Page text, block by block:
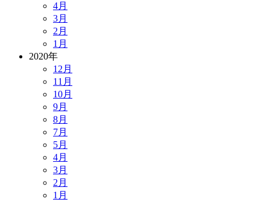
4月
3月
2月
1月
2020年
12月
11月
10月
9月
8月
7月
5月
4月
3月
2月
1月